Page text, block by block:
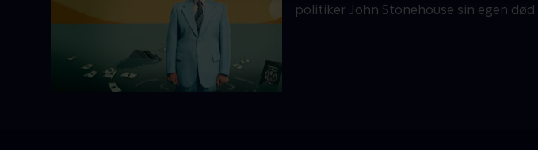
politiker John Stonehouse sin egen død.